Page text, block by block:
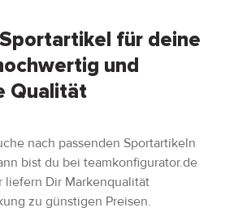
Sportartikel für deine
und
Qualität
nach passenden Sportartikeln
bist du bei teamkonfigurator.de
liefern Dir Markenqualität
zu günstigen Preisen.